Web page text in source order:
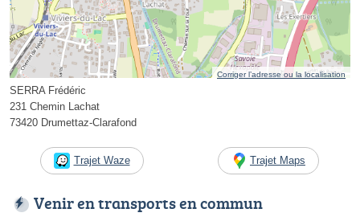
Corriger l’adresse ou la localisation
SERRA Frédéric
231 Chemin Lachat
73420 Drumettaz-Clarafond
Trajet Waze Trajet Maps
Venir en transports en commun